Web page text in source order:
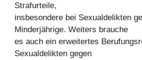
Strafurteile,
insbesondere bei Sexualdelikten
Minderjährige. Weiters brauche
es auch ein erweitertes
Sexualdelikten gegen